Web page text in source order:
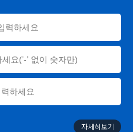
자세히보기